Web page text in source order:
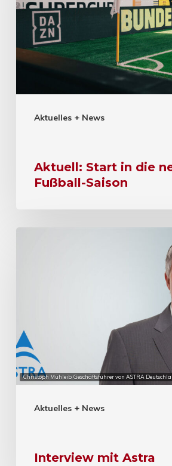
Aktuelles + News
Aktuell: Start in die
Fußball-Saison
Christoph Mühleib, Geschäftsführer von ASTRA
Aktuelles + News
Interview mit Astra